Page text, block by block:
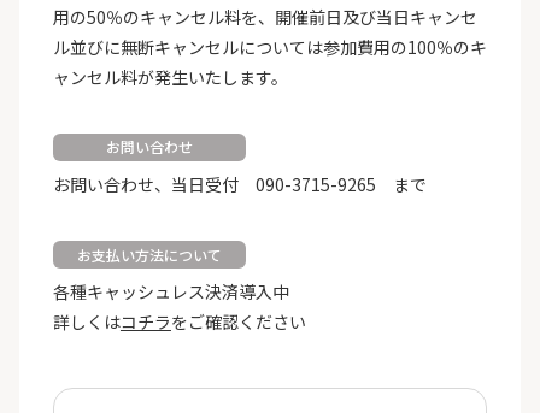
用の50％のキャンセル料を、開催前日及び当日キャンセ
ル並びに無断キャンセルについては参加費用の100％のキ
ャンセル料が発生いたします。
お問い合わせ
お問い合わせ、当日受付 090-3715-9265 まで
お支払い方法について
各種キャッシュレス決済導入中
詳しくはコチラをご確認ください